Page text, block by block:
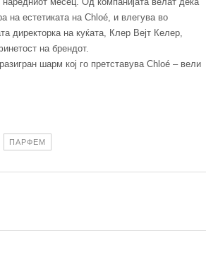
на естетиката на Chloé, и влегува во
директорка на куќата, Клер Вејт Келер,
на брендот.
шарм кој го претставува Chloé – вели
ПАРФЕМ